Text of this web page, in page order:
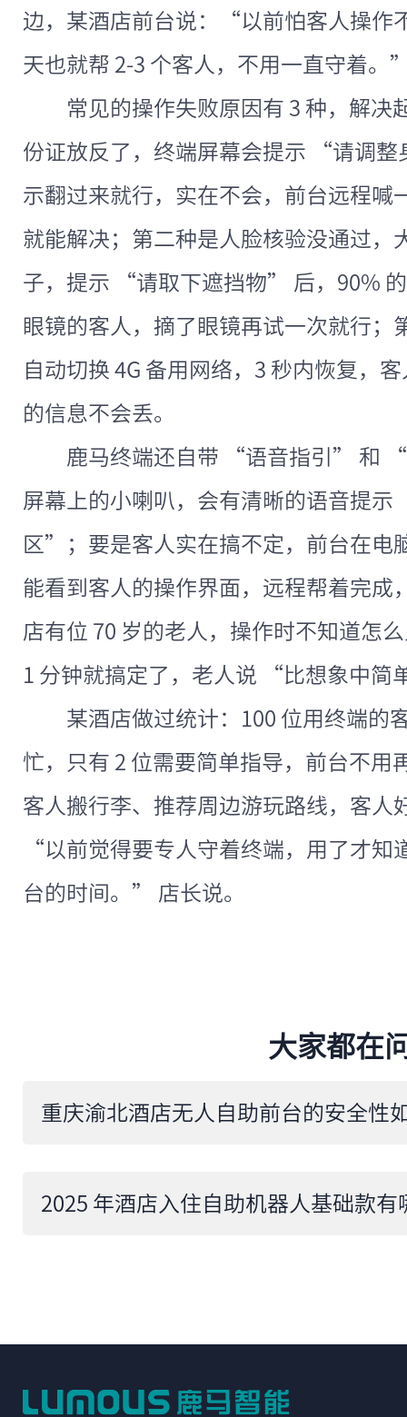
边，某酒店前台说：“以前怕客人操作
天也就帮 2-3 个客人，不用一直守着。
常见的操作失败原因有 3 种，解决
份证放反了，终端屏幕会提示 “请调
示翻过来就行，实在不会，前台远程
就能解决；第二种是人脸核验没通过，
子，提示 “请取下遮挡物” 后，90%
眼镜的客人，摘了眼镜再试一次就行；
自动切换 4G 备用网络，3 秒内恢复，
的信息不会丢。
鹿马终端还自带 “语音指引” 和
屏幕上的小喇叭，会有清晰的语音提
区”；要是客人实在搞不定，前台在
能看到客人的操作界面，远程帮着完成
店有位 70 岁的老人，操作时不知道怎
1 分钟就搞定了，老人说 “比想象中简
某酒店做过统计：100 位用终端的
忙，只有 2 位需要简单指导，前台不用
客人搬行李、推荐周边游玩路线，客人
“以前觉得要专人守着终端，用了才知
台的时间。” 店长说。
大家都在
重庆渝北酒店无人自助前台的安全性